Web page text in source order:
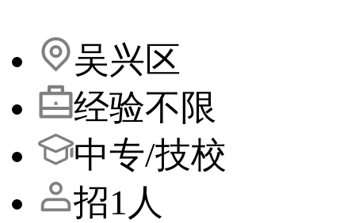
吴兴区
经验不限
中专/技校
招1人